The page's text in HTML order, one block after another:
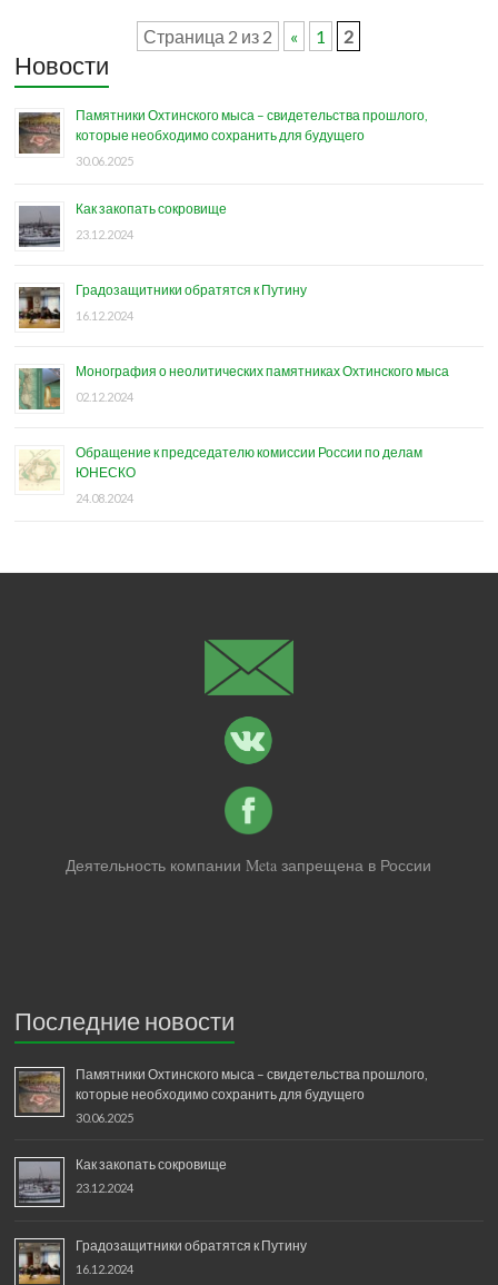
Страница 2 из 2 « 1 2
Новости
Памятники Охтинского мыса – свидетельства прошлого,
которые необходимо сохранить для будущего
30.06.2025
Как закопать сокровище
23.12.2024
Градозащитники обратятся к Путину
16.12.2024
Монография о неолитических памятниках Охтинского мыса
02.12.2024
Обращение к председателю комиссии России по делам
ЮНЕСКО
24.08.2024
Деятельность компании Meta запрещена в России
Последние новости
Памятники Охтинского мыса – свидетельства прошлого,
которые необходимо сохранить для будущего
30.06.2025
Как закопать сокровище
23.12.2024
Градозащитники обратятся к Путину
16.12.2024